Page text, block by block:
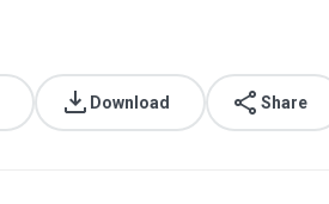
Download Share